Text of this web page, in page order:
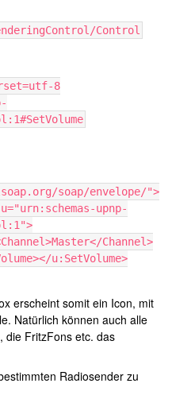
Control
8
soap/envelope/">
upnp-
Channel>
u:SetVolume>
erscheint somit ein Icon, mit
Natürlich können auch alle
die FritzFons etc. das
Radiosender zu